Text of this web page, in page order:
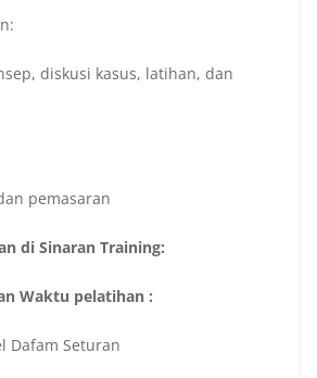
diskusi kasus, latihan, dan
pemasaran
di Sinaran Training:
Waktu pelatihan :
Dafam Seturan